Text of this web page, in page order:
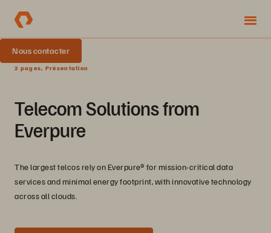
Nous contacter
2 pages, Présentation
Telecom Solutions from
Everpure
The largest telcos rely on Everpure® for mission-critical data
services and minimal energy footprint, with innovative technology
across all clouds.